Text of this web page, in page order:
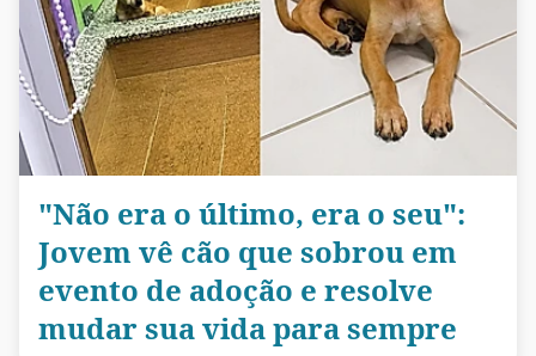
"Não era o último, era o seu":
Jovem vê cão que sobrou em
evento de adoção e resolve
mudar sua vida para sempre